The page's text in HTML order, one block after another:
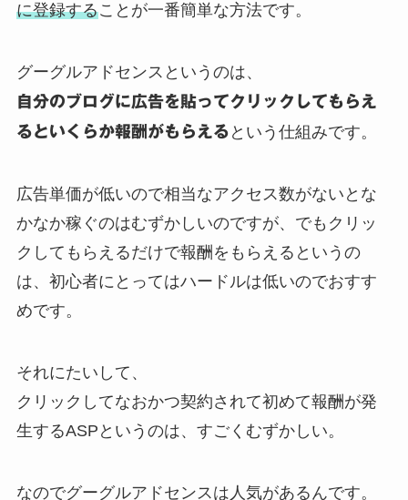
に登録することが一番簡単な方法です。
グーグルアドセンスというのは、
自分のブログに広告を貼ってクリックしてもらえ
るといくらか報酬がもらえる という仕組みです。
広告単価が低いので相当なアクセス数がないとな
かなか稼ぐのはむずかしいのですが、でもクリッ
クしてもらえるだけで報酬をもらえるというの
は、初心者にとってはハードルは低いのでおすす
めです。
それにたいして、
クリックしてなおかつ契約されて初めて報酬が発
生するASPというのは、すごくむずかしい。
なのでグーグルアドセンスは人気があるんです。